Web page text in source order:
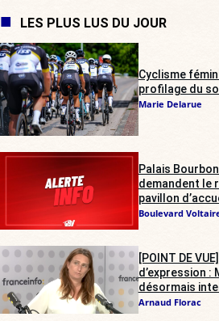
LES PLUS LUS DU JOUR
Cyclisme
profilage du
Marie Delarue
Palais
demandent le
pavillon
Boulevard
[POINT DE
d’expression :
désormais
Arnaud Florac